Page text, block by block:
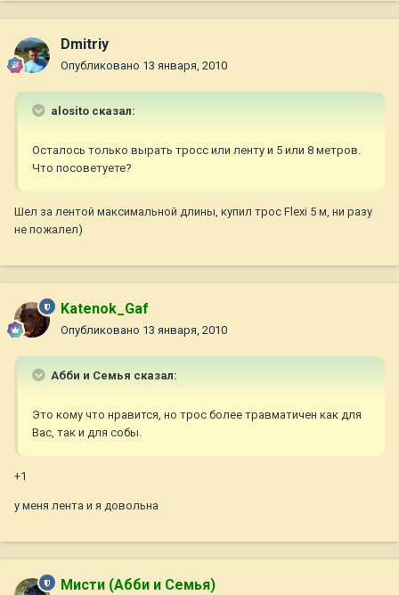
Dmitriy
Опубликовано 13 января, 2010
alosito сказал:
Осталось только вырать тросс или ленту и 5 или 8 метров.
Что посоветуете?
Шел за лентой максимальной длины, купил трос Flexi 5 м, ни разу
не пожалел)
Katenok_Gaf
Опубликовано 13 января, 2010
Абби и Семья сказал:
Это кому что нравится, но трос более травматичен как для
Вас, так и для собы.
+1
у меня лента и я довольна
Мисти (Абби и Семья)